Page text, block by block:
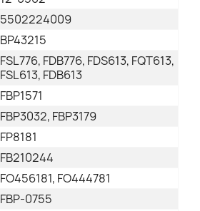
5502224009
BP43215
FSL776, FDB776, FDS613, FQT613,
FSL613, FDB613
FBP1571
FBP3032, FBP3179
FP8181
FB210244
FO456181, FO444781
FBP-0755